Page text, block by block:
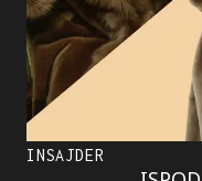
INSAJDER